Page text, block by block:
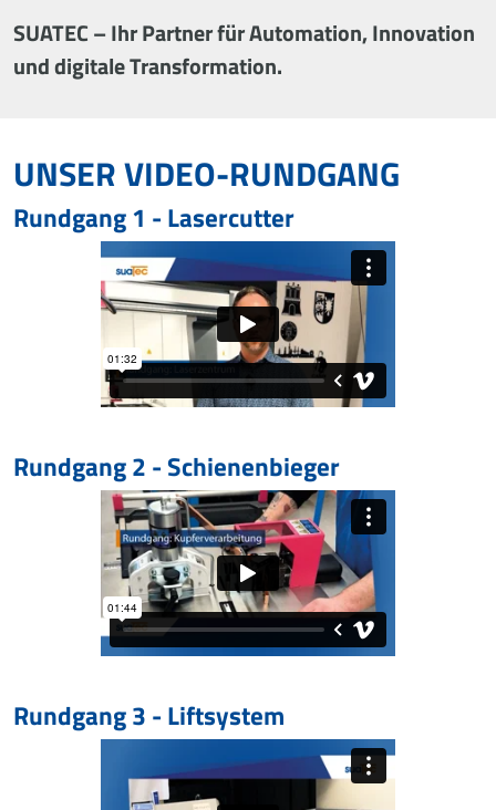
SUATEC – Ihr Partner für Automation, Innovation
und digitale Transformation.
UNSER VIDEO-RUNDGANG
Rundgang 1 - Lasercutter
Rundgang 2 - Schienenbieger
Rundgang 3 - Liftsystem